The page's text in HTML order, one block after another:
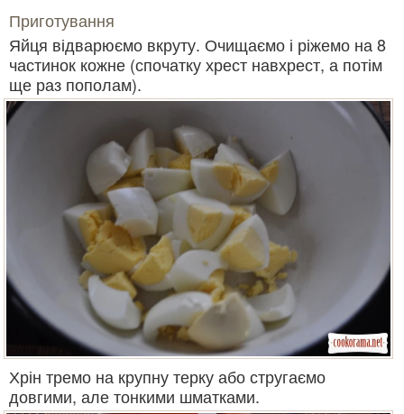
Приготування
Яйця відварюємо вкруту. Очищаємо і ріжемо на 8
частинок кожне (спочатку хрест навхрест, а потім
ще раз пополам).
Хрін тремо на крупну терку або стругаємо
довгими, але тонкими шматками.